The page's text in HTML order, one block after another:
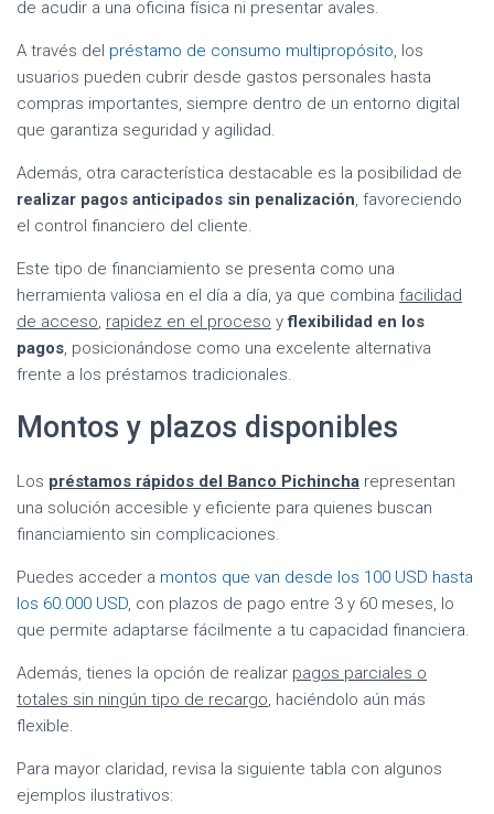
de acudir a una oficina física ni presentar avales.
A través del préstamo de consumo multipropósito, los
usuarios pueden cubrir desde gastos personales hasta
compras importantes, siempre dentro de un entorno digital
que garantiza seguridad y agilidad.
Además, otra característica destacable es la posibilidad de
realizar pagos anticipados sin penalización, favoreciendo
el control financiero del cliente.
Este tipo de financiamiento se presenta como una
herramienta valiosa en el día a día, ya que combina facilidad
de acceso, rapidez en el proceso yflexibilidad en los
pagos, posicionándose como una excelente alternativa
frente a los préstamos tradicionales.
Montos y plazos disponibles
Los préstamos rápidos del Banco Pichincha representan
una solución accesible y eficiente para quienes buscan
financiamiento sin complicaciones.
Puedes acceder a montos que van desde los 100 USD hasta
los 60.000 USD, con plazos de pago entre 3 y 60 meses, lo
que permite adaptarse fácilmente a tu capacidad financiera.
Además, tienes la opción de realizar pagos parciales o
totales sin ningún tipo de recargo, haciéndolo aún más
flexible.
Para mayor claridad, revisa la siguiente tabla con algunos
ejemplos ilustrativos: